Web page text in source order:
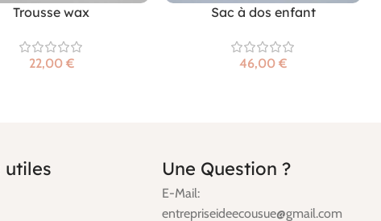
Trousse wax
€
Sac à dos enfant
€
utiles Une Question ?
E-Mail:
entrepriseideecousue@gmail.com